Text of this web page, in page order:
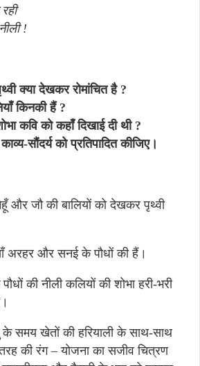
!
क्या देखकर रोमांचित है ?
किनकी हैं ?
कवि को कहाँ दिखाई दी थी ?
सौंदर्य को प्रतिपादित कीजिए।
और जौ की बालियों को देखकर पृथ्वी
अरहर और सनई के पौधों की हैं।
की नीली कलियों की शोभा हरी-भरी
समय खेतों की हरियाली के साथ-साथ
तरह की रंग – योजना का सजीव चित्रण